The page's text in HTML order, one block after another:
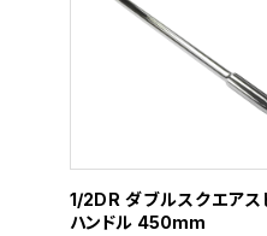
1/2DR ダブルスクエアス
ハンドル 450mm